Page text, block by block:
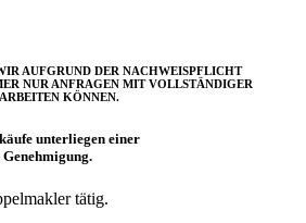
AUFGRUND DER NACHWEISPFLICHT
NUR ANFRAGEN MIT VOLLSTÄNDIGER
KÖNNEN.
unterliegen einer
tätig.